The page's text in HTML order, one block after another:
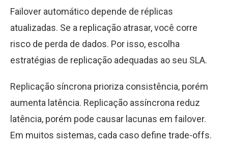
Failover automático depende de réplicas
atualizadas. Se a replicação atrasar, você corre
risco de perda de dados. Por isso, escolha
estratégias de replicação adequadas ao seu SLA.
Replicação síncrona prioriza consistência, porém
aumenta latência. Replicação assíncrona reduz
latência, porém pode causar lacunas em failover.
Em muitos sistemas, cada caso define trade-offs.